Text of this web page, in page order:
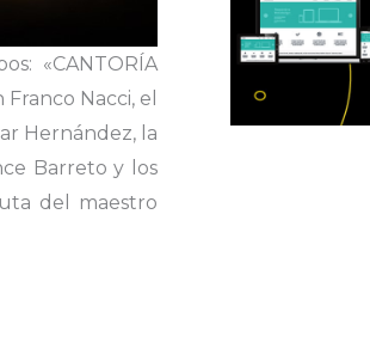
«CANTORÍA
Nacci, el
Hernández, la
Barreto y los
del maestro